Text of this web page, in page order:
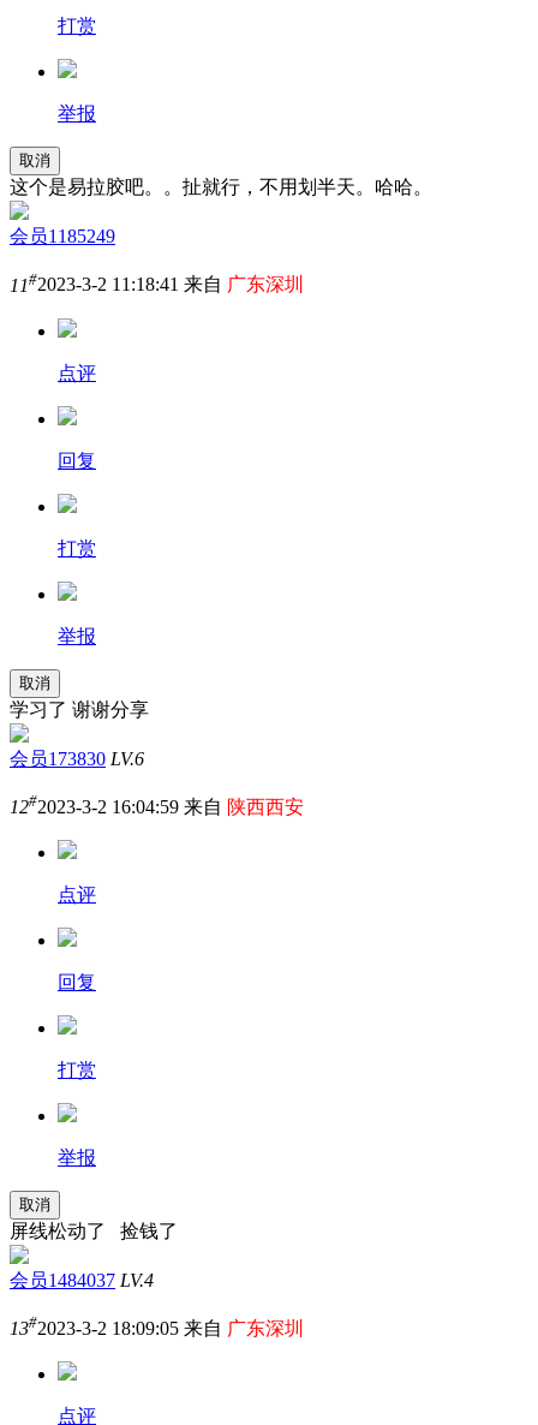
打赏
举报
取消
这个是易拉胶吧。。扯就行，不用划半天。哈哈。
会员1185249
11#2023-3-2 11:18:41 来自 广东深圳
点评
回复
打赏
举报
取消
学习了 谢谢分享
会员173830 LV.6
12#2023-3-2 16:04:59 来自 陕西西安
点评
回复
打赏
举报
取消
屏线松动了 捡钱了
会员1484037 LV.4
13#2023-3-2 18:09:05 来自 广东深圳
点评